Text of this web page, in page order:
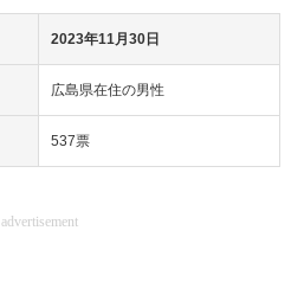
2023年11月30日
広島県在住の男性
537票
advertisement